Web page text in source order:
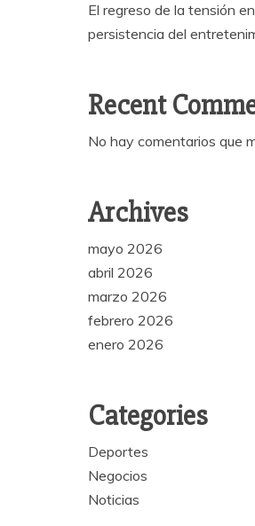
El regreso de la tensión
persistencia del
Recent
No hay comentarios que
Archives
mayo 2026
abril 2026
marzo 2026
febrero 2026
enero 2026
Categories
Deportes
Negocios
Noticias